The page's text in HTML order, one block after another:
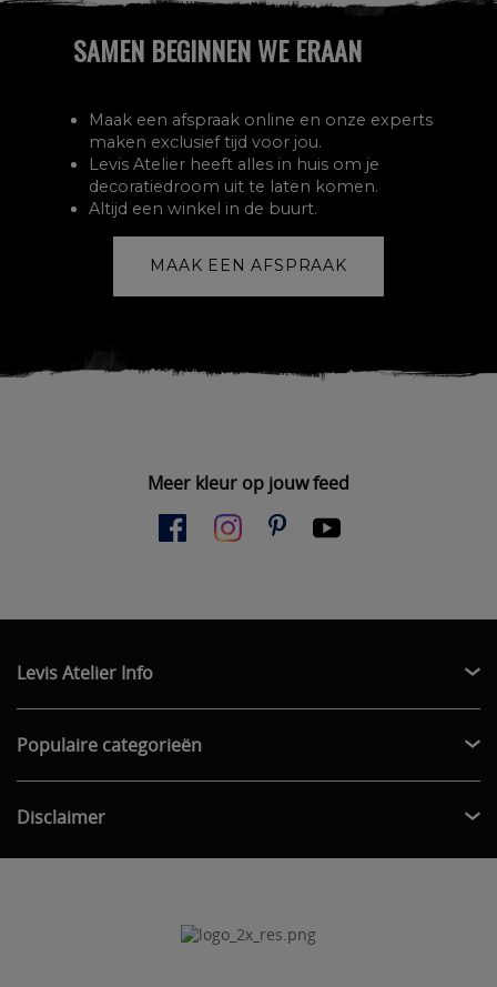
SAMEN BEGINNEN WE ERAAN
Maak een afspraak online en onze experts
maken exclusief tijd voor jou.
Levis Atelier heeft alles in huis om je
decoratiedroom uit te laten komen.
Altijd een winkel in de buurt.
MAAK EEN AFSPRAAK
Meer kleur op jouw feed
Levis Atelier Info
Populaire categorieën
Disclaimer